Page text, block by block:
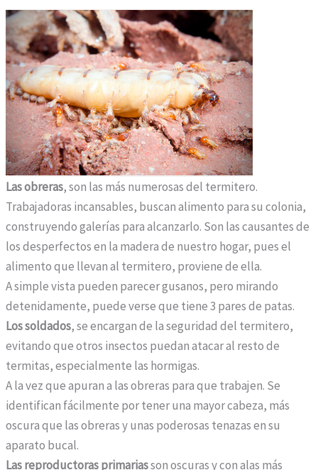
e
c
e
t
a
,
m
i
l
e
s
d
e
h
o
m
b
r
e
s
e
n
Las obreras, son las más numerosas del termitero.
Trabajadoras incansables, buscan alimento para su colonia,
construyendo galerías para alcanzarlo. Son las causantes de
los desperfectos en la madera de nuestro hogar, pues el
alimento que llevan al termitero, proviene de ella.
A simple vista pueden parecer gusanos, pero mirando
detenidamente, puede verse que tiene 3 pares de patas.
Los soldados, se encargan de la seguridad del termitero,
evitando que otros insectos puedan atacar al resto de
termitas, especialmente las hormigas.
A la vez que apuran a las obreras para que trabajen. Se
identifican fácilmente por tener una mayor cabeza, más
oscura que las obreras y unas poderosas tenazas en su
aparato bucal.
Las reproductoras primariasson oscuras y con alas más